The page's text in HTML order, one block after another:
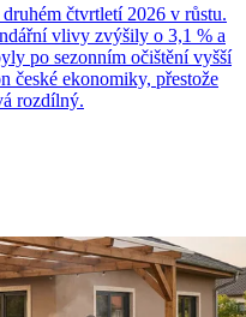
čtvrtletí 2026 v růstu.
vlivy zvýšily o 3,1 % a
po sezonním očištění vyšší
české ekonomiky, přestože
rozdílný.